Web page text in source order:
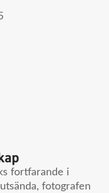
fortfarande i
fotografen